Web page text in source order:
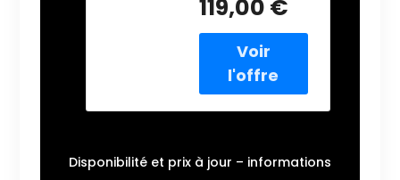
Mégapixels -
Noir
FZ45 dispose
16 mégapixels,
offrant une
résolution élevée
PUISSANT -
119,00 €
Disponibilité et prix à jour – informations